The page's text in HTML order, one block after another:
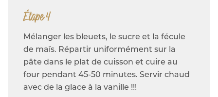
Étape 4
Mélanger les bleuets, le sucre et la fécule
de maïs. Répartir uniformément sur la
pâte dans le plat de cuisson et cuire au
four pendant 45-50 minutes. Servir chaud
avec de la glace à la vanille !!!